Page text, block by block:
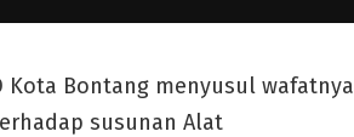
Kota Bontang menyusul wafatnya
susunan Alat